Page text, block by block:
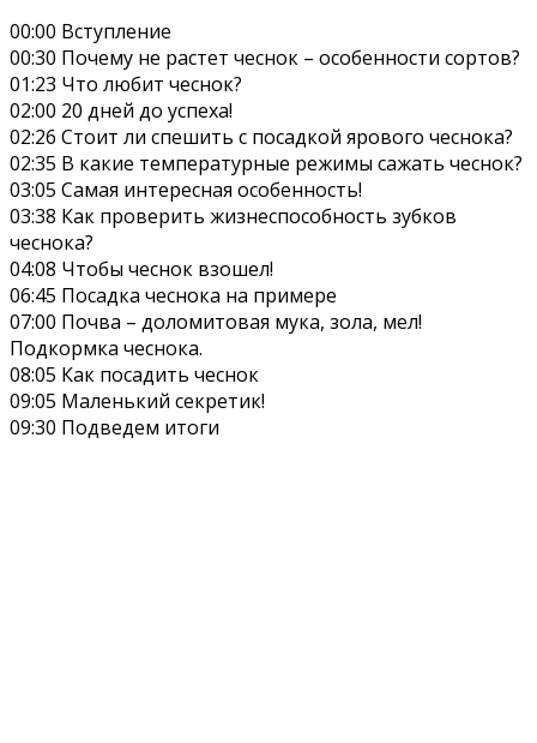
00:00 Вступление
00:30 Почему не растет чеснок – особенности сортов?
01:23 Что любит чеснок?
02:00 20 дней до успеха!
02:26 Стоит ли спешить с посадкой ярового чеснока?
02:35 В какие температурные режимы сажать чеснок?
03:05 Самая интересная особенность!
03:38 Как проверить жизнеспособность зубков
чеснока?
04:08 Чтобы чеснок взошел!
06:45 Посадка чеснока на примере
07:00 Почва – доломитовая мука, зола, мел!
Подкормка чеснока.
08:05 Как посадить чеснок
09:05 Маленький секретик!
09:30 Подведем итоги